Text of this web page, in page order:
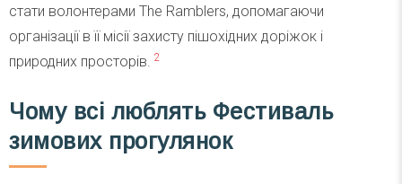
стати волонтерами The Ramblers, допомагаючи
організації в її місії захисту пішохідних доріжок і
природних просторів.
2
Чому всі люблять Фестиваль
зимових прогулянок